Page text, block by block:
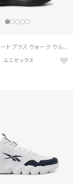
DMX コンフォート プラス ウォーク ウルトラ / DMX COMFORT + WALK ULTRA （ブラック）